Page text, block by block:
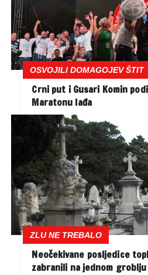
OSVOJILI DOMAGOJEV ŠTIT
Crni put i Gusari Komin
Maratonu lađa
ZLU NE TREBALO
Neočekivane posljedice
zabranili na jednom groblju